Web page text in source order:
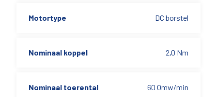
Motortype DC borstel
Nominaal koppel 2,0 Nm
Nominaal toerental 60 Omw/min